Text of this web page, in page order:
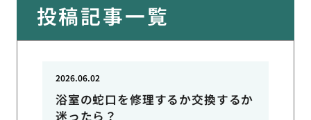
投稿記事一覧
浴室の蛇口を修理するか交換するか
迷ったら？
2026.06.02